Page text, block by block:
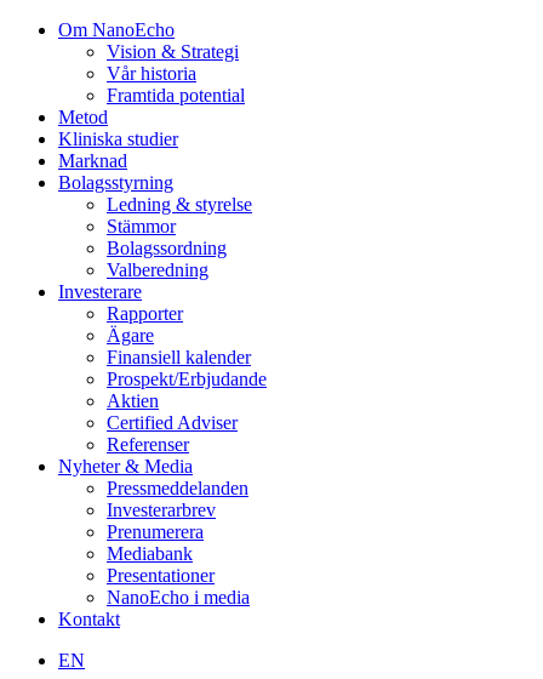
Om NanoEcho
Vision & Strategi
Vår historia
Framtida potential
Metod
Kliniska studier
Marknad
Bolagsstyrning
Ledning & styrelse
Stämmor
Bolagssordning
Valberedning
Investerare
Rapporter
Ägare
Finansiell kalender
Prospekt/Erbjudande
Aktien
Certified Adviser
Referenser
Nyheter & Media
Pressmeddelanden
Investerarbrev
Prenumerera
Mediabank
Presentationer
NanoEcho i media
Kontakt
EN